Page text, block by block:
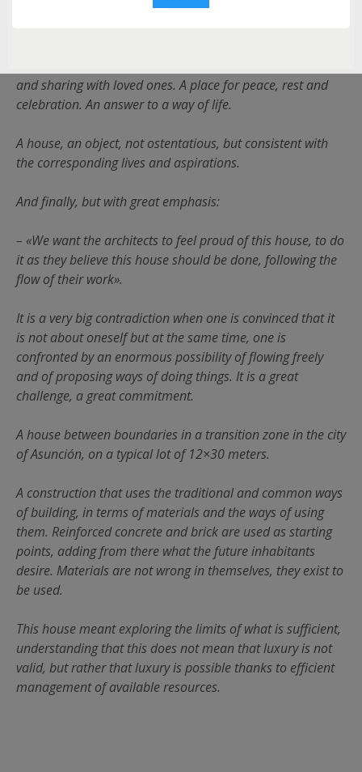
and sharing with loved ones. A place for peace, rest and
celebration. An answer to a way of life.
A house, an object, not ostentatious, but consistent with
the corresponding lives and aspirations.
And finally, but with great emphasis:
– «We want the architects to feel proud of this house, to do
it as they believe this house should be done, following the
flow of their work».
It is a very big contradiction when one is convinced that it
is not about oneself but at the same time, one is
confronted by an enormous possibility of flowing freely
and of proposing ways of doing things. It is a great
challenge, a great commitment.
A house between boundaries in a transition zone in the city
of Asunción, on a typical lot of 12×30 meters.
A construction that uses the traditional and common ways
of building, in terms of materials and the ways of using
them. Reinforced concrete and brick are used as starting
points, adding from there what the future inhabitants
desire. Materials are not wrong in themselves, they exist to
be used.
This house meant exploring the limits of what is sufficient,
understanding that this does not mean that luxury is not
valid, but rather that luxury is possible thanks to efficient
management of available resources.